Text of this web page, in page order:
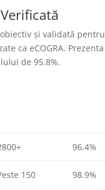
și validată
ca eCOGRA.
de 95.8%.
96.4%
150 98.9%